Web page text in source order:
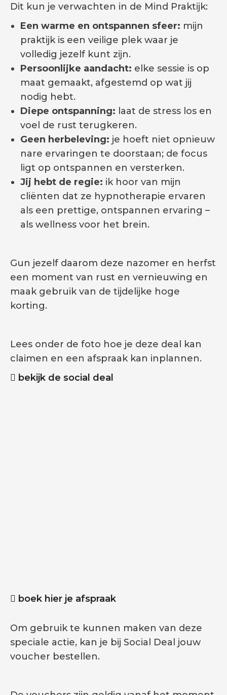
Dit kun je verwachten in de Mind Praktijk:
Een warme en ontspannen sfeer: mijn
praktijk is een veilige plek waar je
volledig jezelf kunt zijn.
Persoonlijke aandacht: elke sessie is op
maat gemaakt, afgestemd op wat jij
nodig hebt.
Diepe ontspanning: laat de stress los en
voel de rust terugkeren.
Geen herbeleving: je hoeft niet opnieuw
nare ervaringen te doorstaan; de focus
ligt op ontspannen en versterken.
Jij hebt de regie: ik hoor van mijn
cliënten dat ze hypnotherapie ervaren
als een prettige, ontspannen ervaring –
als wellness voor het brein.
Gun jezelf daarom deze nazomer en herfst
een moment van rust en vernieuwing en
maak gebruik van de tijdelijke hoge
korting.
Lees onder de foto hoe je deze deal kan
claimen en een afspraak kan inplannen.
bekijk de social deal
boek hier je afspraak
Om gebruik te kunnen maken van deze
speciale actie, kan je bij Social Deal jouw
voucher bestellen.